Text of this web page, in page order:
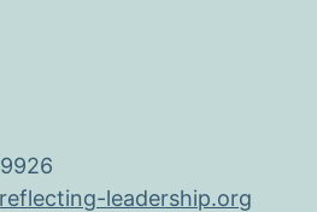
leadership.org